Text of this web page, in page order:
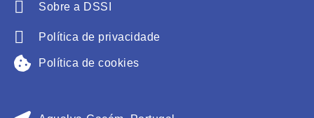
Sobre a DSSI
Política de privacidade
Política de cookies